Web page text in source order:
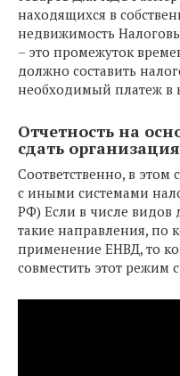
находящихся в
недвижимость
– это промежуток
должно составить
необходимый платеж в
Отчетность на
сдать
Соответственно, в
с иными системами
РФ) Если в числе видов
такие направления, по
применение ЕНВД, то
совместить этот режим